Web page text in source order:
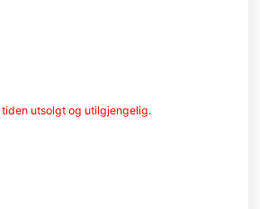
utsolgt og utilgjengelig.